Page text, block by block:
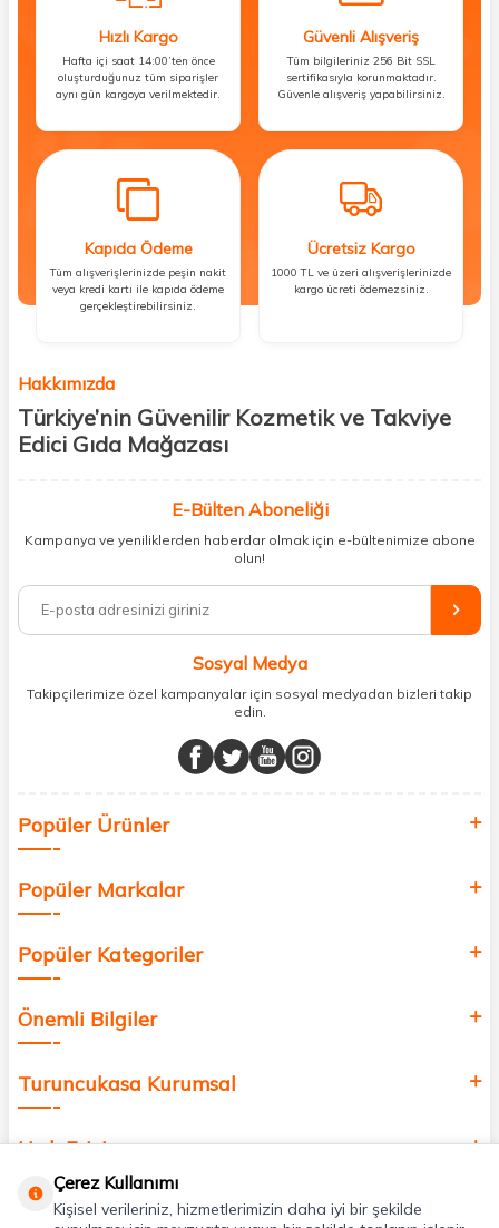
Hızlı Kargo
Hafta içi saat 14:00’ten önce
oluşturduğunuz tüm siparişler
aynı gün kargoya verilmektedir.
Güvenli Alışveriş
Tüm bilgileriniz 256 Bit SSL
sertifikasıyla korunmaktadır.
Güvenle alışveriş yapabilirsiniz.
Kapıda Ödeme
Tüm alışverişlerinizde peşin nakit
veya kredi kartı ile kapıda ödeme
gerçekleştirebilirsiniz.
Ücretsiz Kargo
1000 TL ve üzeri alışverişlerinizde
kargo ücreti ödemezsiniz.
Hakkımızda
Türkiye’nin Güvenilir Kozmetik ve Takviye
Edici Gıda Mağazası
kişisel bakım hem de takviye edici gıda ürünlerini sizlerle
buluşturuyoruz. Artık mağaza mağaza dolaşmanıza gerek yok;
ihtiyacınız olan her şeyi tek bir çatı altında topluyor ve kapınıza kadar
%100 orijinal kozmetik ve sağlık ürünleriyle güzelliğinizi tamamlayabilir,
vücudunuzu desteklemek için güvenilir takviye edici gıdalara
minerallere kadar binlerce ürünü uygun fiyat ve hızlı kargo avantajıyla
sunuyoruz.
buluşturuyor ve online alışveriş deneyiminizi en iyi hale getiriyoruz.
Sağlık, güzellik ve iyi yaşam için aradığınız her şey burada!
değer katmak için bize katılın!
E-Bülten Aboneliği
Kampanya ve yeniliklerden haberdar olmak için e-bültenimize abone
olun!
Sosyal Medya
Takipçilerimize özel kampanyalar için sosyal medyadan bizleri takip
edin.
Popüler Ürünler
Popüler Markalar
Popüler Kategoriler
Önemli Bilgiler
Turuncukasa Kurumsal
Hızlı Erişim
Uygulamalarımız
Çerez Kullanımı
Kişisel verileriniz, hizmetlerimizin daha iyi bir şekilde